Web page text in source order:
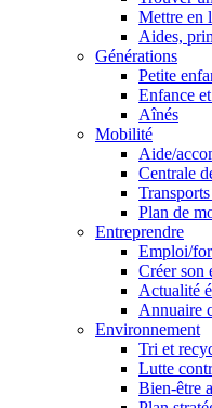
Mettre en
Aides,
Générations
Petite
Enfance
Aînés
Mobilité
Aide/
Centrale
Plan de
Entreprendre
Emploi/
Créer son
Actualité
Annuaire
Environnement
Tri et
Lutte
Bien-être